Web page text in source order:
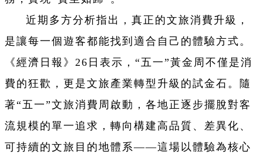
近期多方分析指出，真正的文旅消費升級，
是讓每一個遊客都能找到適合自己的體驗方式。
《經濟日報》26日表示，“五一”黃金周不僅是消
費的狂歡，更是文旅產業轉型升級的試金石。隨
著“五一”文旅消費周啟動，各地正逐步擺脫對客
流規模的單一追求，轉向構建高品質、差異化、
可持續的文旅目的地體系——這場以體驗為核心